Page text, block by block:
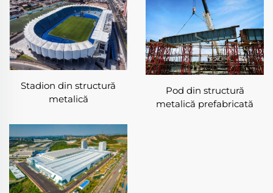
Stadion din structură
metalică
Pod din structură
metalică prefabricată